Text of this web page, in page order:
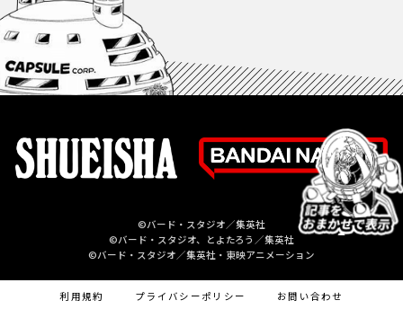
©バード・スタジオ／集英社
©バード・スタジオ、とよたろう／集英社
©バード・スタジオ／集英社・東映アニメーション
利用規約 プライバシーポリシー お問い合わせ